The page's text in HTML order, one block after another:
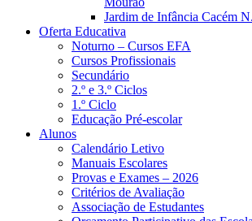
Jardim de Infância Cacém
Oferta Educativa
Noturno – Cursos EFA
Cursos Profissionais
Secundário
2.º e 3.º Ciclos
1.º Ciclo
Educação Pré-escolar
Alunos
Calendário Letivo
Manuais Escolares
Provas e Exames – 2026
Critérios de Avaliação
Associação de Estudantes